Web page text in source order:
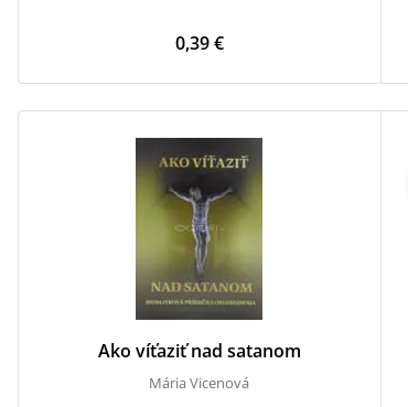
0,39 €
Ako víťaziť nad satanom
Mária Vicenová